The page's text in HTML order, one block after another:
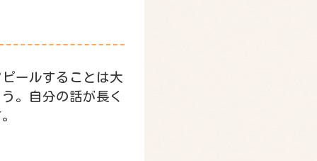
ールすることは大
。自分の話が長く